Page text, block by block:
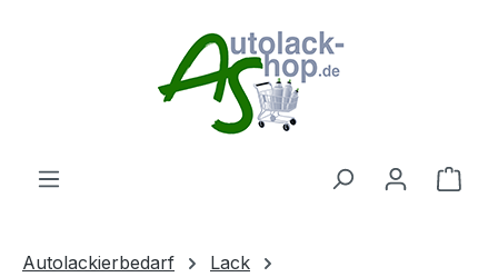
Autolackierbedarf
Lack